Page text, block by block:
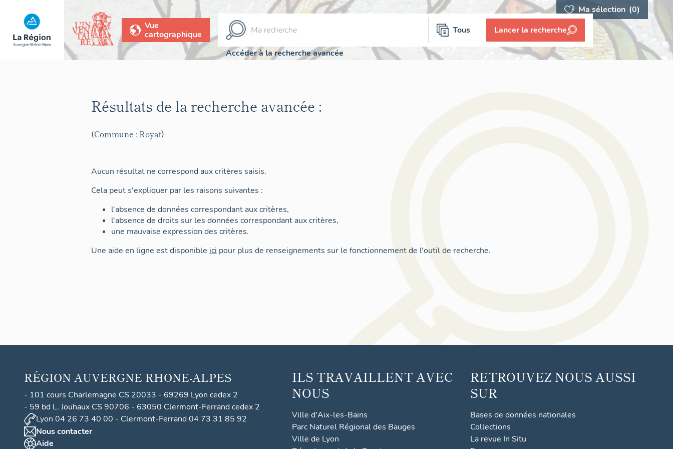
Ma sélection (0)
Vue
cartographique
Tous Lancer la recherche
Accéder à la recherche avancée
Résultats de la recherche avancée :
(Commune : Royat)
Aucun résultat ne correspond aux critères saisis.
Cela peut s'expliquer par les raisons suivantes :
l'absence de données correspondant aux critères,
l'absence de droits sur les données correspondant aux critères,
une mauvaise expression des critères.
Une aide en ligne est disponible ici pour plus de renseignements sur le fonctionnement de l'outil de recherche.
RÉGION AUVERGNE RHONE-ALPES
- 101 cours Charlemagne CS 20033 - 69269 Lyon cedex 2
- 59 bd L. Jouhaux CS 90706 - 63050 Clermont-Ferrand cedex 2
Lyon 04 26 73 40 00 - Clermont-Ferrand 04 73 31 85 92
Nous contacter
Aide
ILS TRAVAILLENT AVEC
NOUS
Ville d'Aix-les-Bains
Parc Naturel Régional des Bauges
Ville de Lyon
RETROUVEZ NOUS AUSSI
SUR
Bases de données nationales
Collections
La revue In Situ